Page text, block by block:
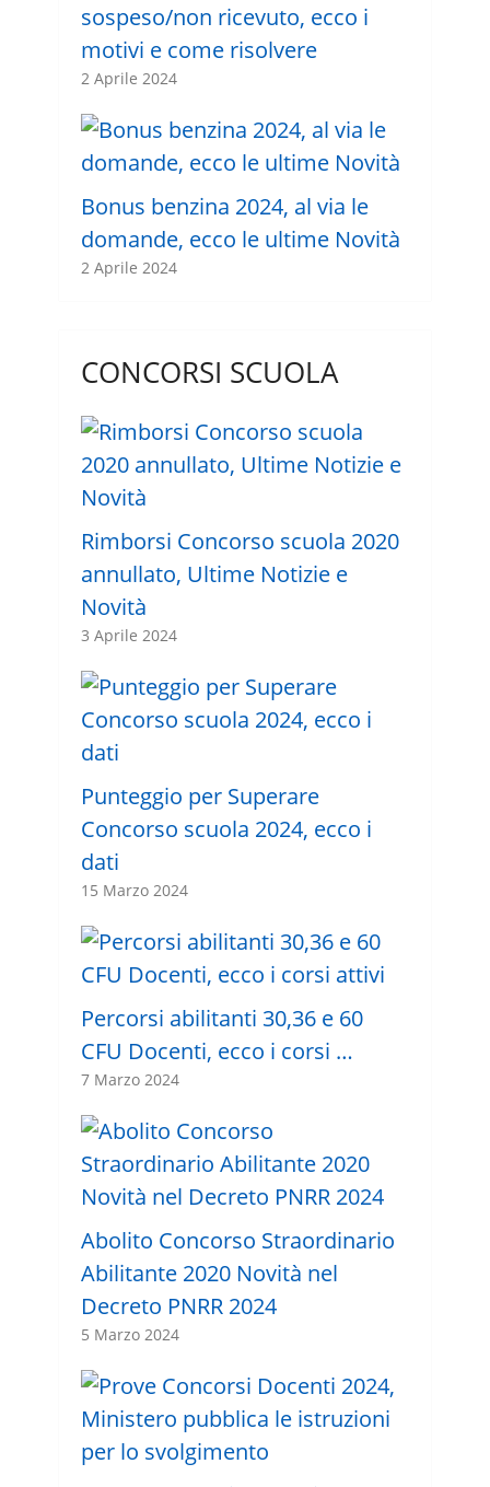
sospeso/non ricevuto, ecco i
motivi e come risolvere
2 Aprile 2024
Bonus benzina 2024, al via le
domande, ecco le ultime Novità
2 Aprile 2024
CONCORSI SCUOLA
Rimborsi Concorso scuola 2020
annullato, Ultime Notizie e
Novità
3 Aprile 2024
Punteggio per Superare
Concorso scuola 2024, ecco i
dati
15 Marzo 2024
Percorsi abilitanti 30,36 e 60
CFU Docenti, ecco i corsi …
7 Marzo 2024
Abolito Concorso Straordinario
Abilitante 2020 Novità nel
Decreto PNRR 2024
5 Marzo 2024